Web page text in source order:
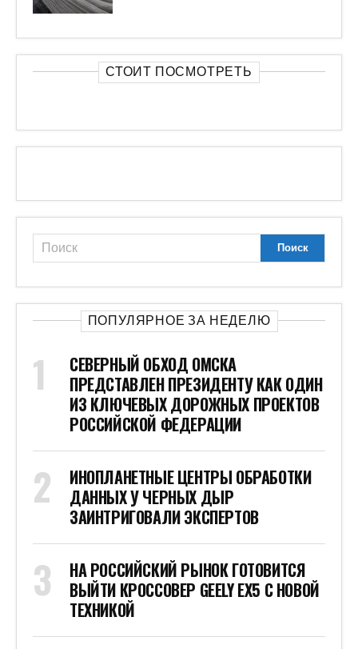
СТОИТ ПОСМОТРЕТЬ
ПОПУЛЯРНОЕ ЗА НЕДЕЛЮ
СЕВЕРНЫЙ ОБХОД ОМСКА
ПРЕДСТАВЛЕН ПРЕЗИДЕНТУ КАК ОДИН
ИЗ КЛЮЧЕВЫХ ДОРОЖНЫХ ПРОЕКТОВ
РОССИЙСКОЙ ФЕДЕРАЦИИ
ИНОПЛАНЕТНЫЕ ЦЕНТРЫ ОБРАБОТКИ
ДАННЫХ У ЧЕРНЫХ ДЫР
ЗАИНТРИГОВАЛИ ЭКСПЕРТОВ
НА РОССИЙСКИЙ РЫНОК ГОТОВИТСЯ
ВЫЙТИ КРОССОВЕР GEELY EX5 С НОВОЙ
ТЕХНИКОЙ